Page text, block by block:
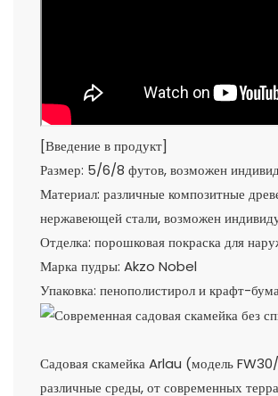
[Введение в продукт]
Размер: 5/6/8 футов, возможен
Материал: различные композитные
нержавеющей стали, возможен
Отделка: порошковая покраска для
Марка пудры: Akzo Nobel
Упаковка: пенополистирол и крафт-
Садовая скамейка Arlau (модель
различные среды, от современных